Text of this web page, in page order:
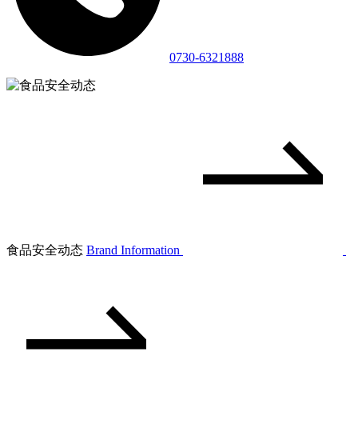
0730-6321888
食品安全动态 Brand Information